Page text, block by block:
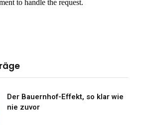
Der Bauernhof-Effekt, so klar wie
nie zuvor